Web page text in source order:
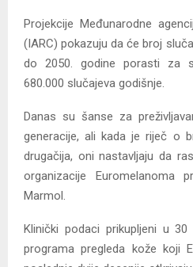
Projekcije Međunarodne
(IARC) pokazuju da će broj
do 2050. godine porasti za
680.000 slučajeva godišnje.
Danas su šanse za
generacije, ali kada je riječ o
drugačija, oni nastavljaju da
organizacije Euromelanoma
Marmol.
Klinički podaci prikupljeni u
programa pregleda kože koji